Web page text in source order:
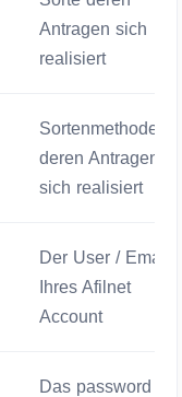
Antragen sich
realisiert
Sortenmethode
deren Antragen
sich realisiert
Der User / Email
Ihres Afilnet
Account
Das password